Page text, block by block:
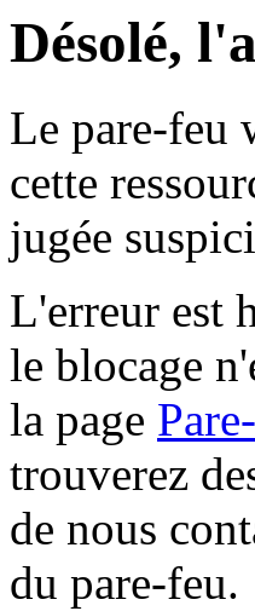
Désolé,
Le pare-feu
cette
jugée
L'erreur est
le blocage
la page
trouverez
de nous
du pare-feu.